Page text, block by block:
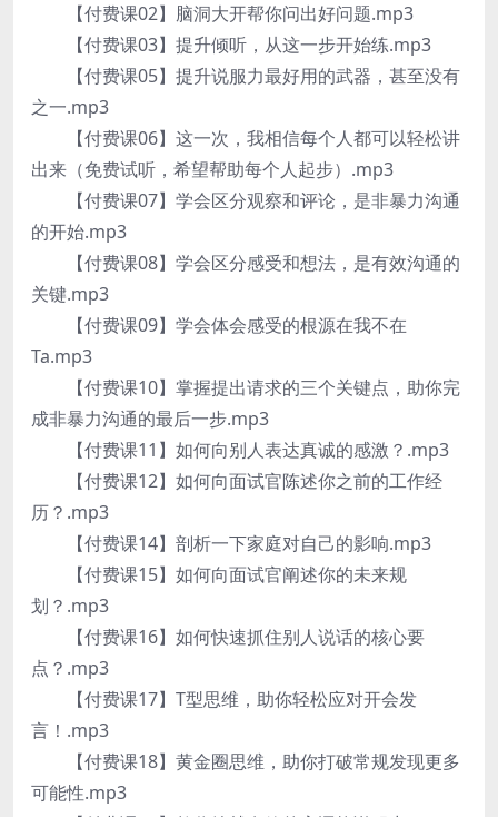
【付费课02】脑洞大开帮你问出好问题.mp3
【付费课03】提升倾听，从这一步开始练.mp3
【付费课05】提升说服力最好用的武器，甚至没有
之一.mp3
【付费课06】这一次，我相信每个人都可以轻松讲
出来（免费试听，希望帮助每个人起步）.mp3
【付费课07】学会区分观察和评论，是非暴力沟通
的开始.mp3
【付费课08】学会区分感受和想法，是有效沟通的
关键.mp3
【付费课09】学会体会感受的根源在我不在
Ta.mp3
【付费课10】掌握提出请求的三个关键点，助你完
成非暴力沟通的最后一步.mp3
【付费课11】如何向别人表达真诚的感激？.mp3
【付费课12】如何向面试官陈述你之前的工作经
历？.mp3
【付费课14】剖析一下家庭对自己的影响.mp3
【付费课15】如何向面试官阐述你的未来规
划？.mp3
【付费课16】如何快速抓住别人说话的核心要
点？.mp3
【付费课17】T型思维，助你轻松应对开会发
言！.mp3
【付费课18】黄金圈思维，助你打破常规发现更多
可能性.mp3